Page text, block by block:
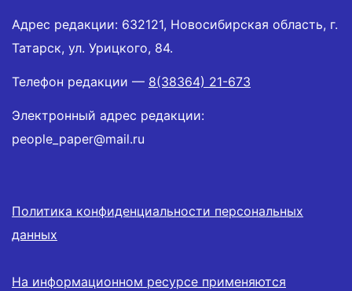
Адрес редакции: 632121, Новосибирская область, г.
Татарск, ул. Урицкого, 84.
Телефон редакции — 8(38364) 21-673
Электронный адрес редакции:
people_paper@mail.ru
Политика конфиденциальности персональных
данных
На информационном ресурсе применяются